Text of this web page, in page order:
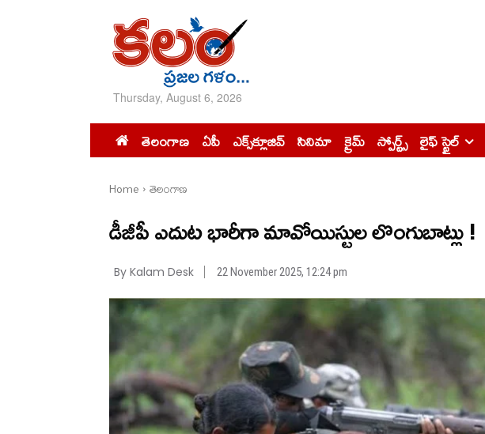
Thursday, August 6, 2026
తెలంగాణ ఏపీ ఎక్స్‌క్లూజివ్‌ సినిమా క్రైమ్ స్పోర్ట్స్ లైఫ్ స్టైల్
Home తెలంగాణ
డీజీపీ ఎదుట భారీగా మావోయిస్టుల లొంగుబాట్లు !
By Kalam Desk 22 November 2025, 12:24 pm